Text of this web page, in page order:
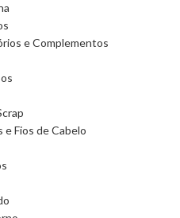
e Complementos
e Fios de Cabelo